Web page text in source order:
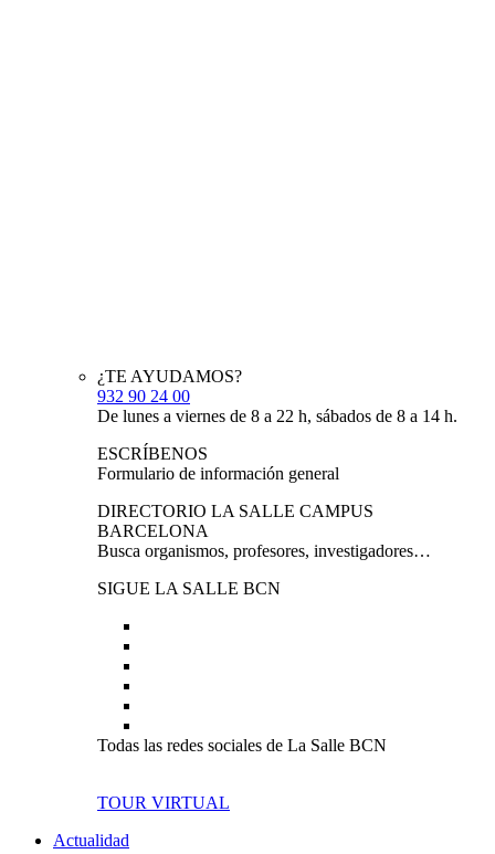
¿TE AYUDAMOS?
932 90 24 00
De lunes a viernes de 8 a 22 h, sábados de 8 a 14 h.
ESCRÍBENOS
Formulario de información general
DIRECTORIO LA SALLE CAMPUS
BARCELONA
Busca organismos, profesores, investigadores…
SIGUE LA SALLE BCN
Todas las redes sociales de La Salle BCN
TOUR VIRTUAL
Actualidad